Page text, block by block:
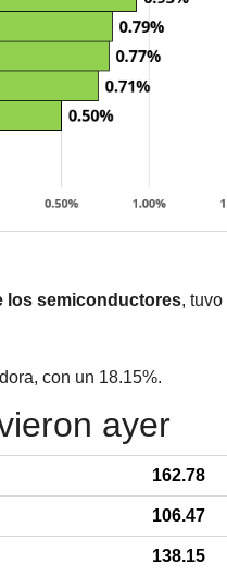
los semiconductores,
con un 18.15%.
ayer
162.78
106.47
138.15